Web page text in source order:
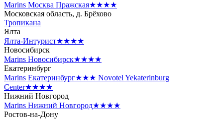
Marins Москва Пражская★★★★
Московская область, д. Брёхово
Тропикана
Ялта
Ялта-Интурист★★★★
Новосибирск
Marins Новосибирск★★★★
Екатеринбург
Marins Екатеринбург★★★ Novotel Yekaterinburg
Center★★★★
Нижний Новгород
Marins Нижний Новгород★★★★
Ростов-на-Дону